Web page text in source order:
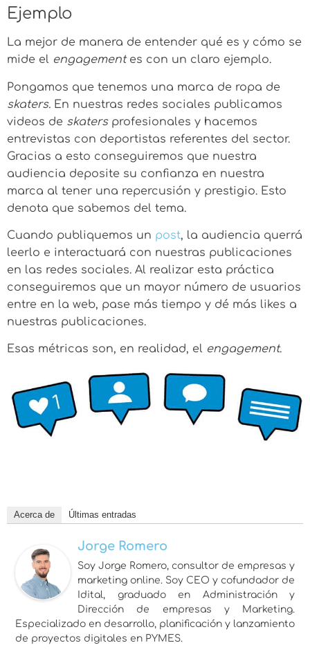
Ejemplo
La mejor de manera de entender qué es y cómo se
mide el engagement es con un claro ejemplo.
Pongamos que tenemos una marca de ropa de
skaters. En nuestras redes sociales publicamos
videos de skatersprofesionales y hacemos
entrevistas con deportistas referentes del sector.
Gracias a esto conseguiremos que nuestra
audiencia deposite su confianza en nuestra
marca al tener una repercusión y prestigio. Esto
denota que sabemos del tema.
Cuando publiquemos un post, la audiencia querrá
leerlo e interactuará con nuestras publicaciones
en las redes sociales. Al realizar esta práctica
conseguiremos que un mayor número de usuarios
entre en la web, pase más tiempo y dé más likes a
nuestras publicaciones.
Esas métricas son, en realidad, el engagement.
Acerca de Últimas entradas
Jorge Romero
Soy Jorge Romero, consultor de empresas y
marketing online. Soy CEO y cofundador de
Idital, graduado en Administración y
Dirección de empresas y Marketing.
Especializado en desarrollo, planificación y lanzamiento
de proyectos digitales en PYMES.